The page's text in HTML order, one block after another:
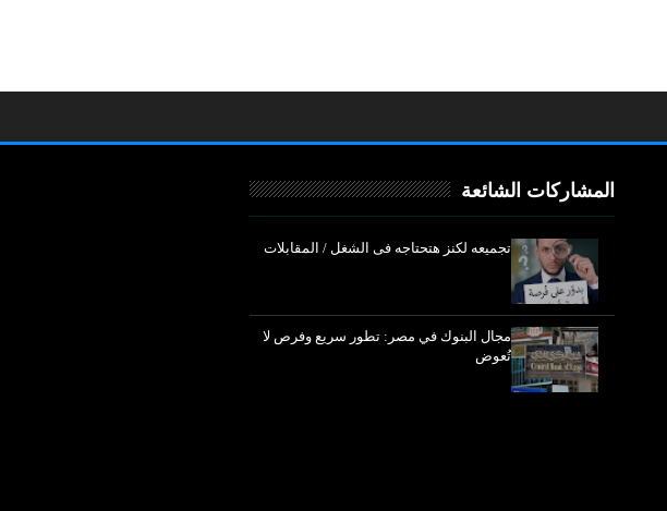
المشاركات الشائعة
تجميعه لكنز هتحتاجه فى الشغل / المقابلات
مجال البنوك في مصر: تطور سريع وفرص لا
تُعوض